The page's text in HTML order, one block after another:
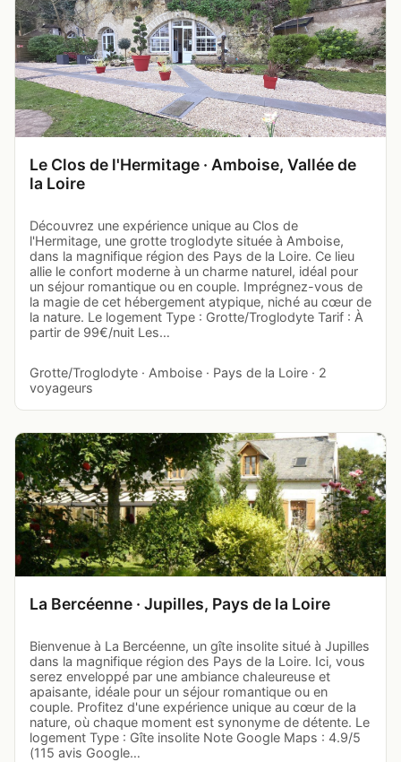
Le Clos de l'Hermitage · Amboise, Vallée de
la Loire
Découvrez une expérience unique au Clos de
l'Hermitage, une grotte troglodyte située à Amboise,
dans la magnifique région des Pays de la Loire. Ce lieu
allie le confort moderne à un charme naturel, idéal pour
un séjour romantique ou en couple. Imprégnez-vous de
la magie de cet hébergement atypique, niché au cœur de
la nature. Le logement Type : Grotte/Troglodyte Tarif : À
partir de 99€/nuit Les…
Grotte/Troglodyte · Amboise · Pays de la Loire · 2
voyageurs
La Bercéenne · Jupilles, Pays de la Loire
Bienvenue à La Bercéenne, un gîte insolite situé à Jupilles
dans la magnifique région des Pays de la Loire. Ici, vous
serez enveloppé par une ambiance chaleureuse et
apaisante, idéale pour un séjour romantique ou en
couple. Profitez d'une expérience unique au cœur de la
nature, où chaque moment est synonyme de détente. Le
logement Type : Gîte insolite Note Google Maps : 4.9/5
(115 avis Google…